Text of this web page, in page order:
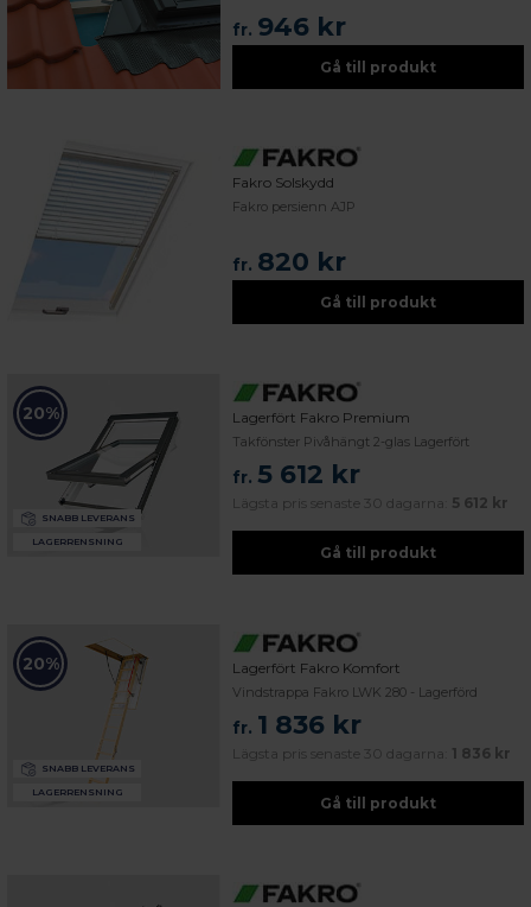
fr. 946 kr
Gå till produkt
Fakro Solskydd
Fakro persienn AJP
fr. 820 kr
Gå till produkt
20%
SNABB LEVERANS
LAGERRENSNING
Lagerfört Fakro Premium
Takfönster Pivåhängt 2-glas Lagerfört
fr. 5 612 kr
Lägsta pris senaste 30 dagarna: 5 612 kr
Gå till produkt
20%
SNABB LEVERANS
LAGERRENSNING
Lagerfört Fakro Komfort
Vindstrappa Fakro LWK 280 - Lagerförd
fr. 1 836 kr
Lägsta pris senaste 30 dagarna: 1 836 kr
Gå till produkt